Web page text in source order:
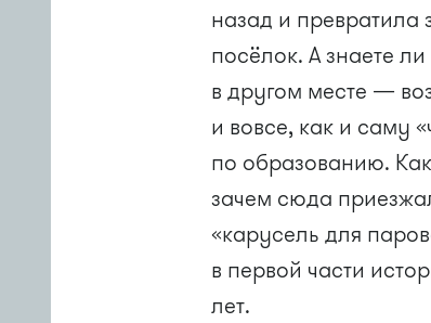
назад и превратила
посёлок. А знаете
в другом месте —
и вовсе, как и саму
по образованию.
зачем сюда
«карусель для
в первой части
лет.